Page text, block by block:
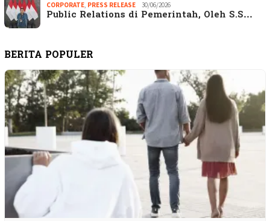
CORPORATE, PRESS RELEASE 30/06/2026
Public Relations di Pemerintah, Oleh S.S…
BERITA POPULER